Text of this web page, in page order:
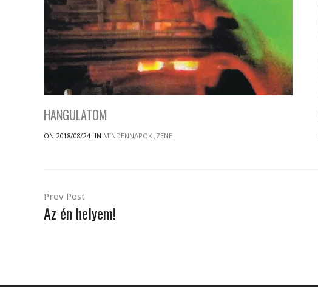
HANGULATOM
ON 2018/08/24 IN MINDENNAPOK ,ZENE
Prev Post
Az én helyem!